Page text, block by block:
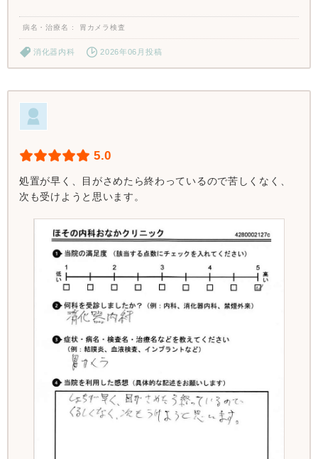
病名・治療名 胃カメラ検査
消化器内科 2026年06月投稿
5.0
処置が早く、目がさめたら終わっているので苦しくなく、
次も受けようと思います。